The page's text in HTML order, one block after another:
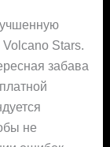
Stars.
забава
не